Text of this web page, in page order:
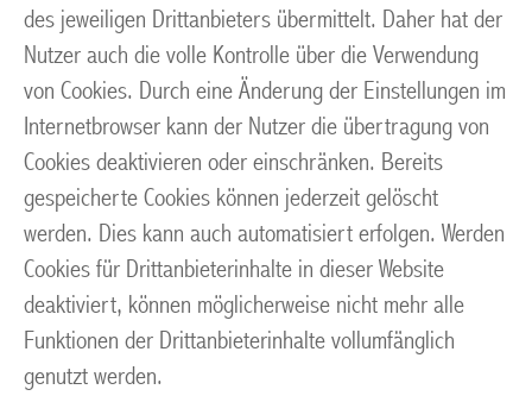
des jeweiligen Drittanbieters übermittelt. Daher hat der
Nutzer auch die volle Kontrolle über die Verwendung
von Cookies. Durch eine Änderung der Einstellungen im
Internetbrowser kann der Nutzer die übertragung von
Cookies deaktivieren oder einschränken. Bereits
gespeicherte Cookies können jederzeit gelöscht
werden. Dies kann auch automatisiert erfolgen. Werden
Cookies für Drittanbieterinhalte in dieser Website
deaktiviert, können möglicherweise nicht mehr alle
Funktionen der Drittanbieterinhalte vollumfänglich
genutzt werden.